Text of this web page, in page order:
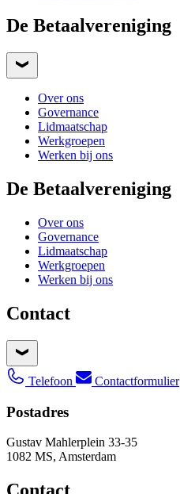
De Betaalvereniging
Over ons
Governance
Lidmaatschap
Werkgroepen
Werken bij ons
De Betaalvereniging
Over ons
Governance
Lidmaatschap
Werkgroepen
Werken bij ons
Contact
Telefoon Contactformulier
Postadres
Gustav Mahlerplein 33-35
1082 MS, Amsterdam